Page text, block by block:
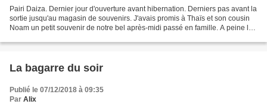
Pairi Daiza. Dernier jour d'ouverture avant hibernation. Derniers pas avant la
sortie jusqu'au magasin de souvenirs. J'avais promis à Thaïs et son cousin
Noam un petit souvenir de notre bel après-midi passé en famille. A peine le
La bagarre du soir
Publié le 07/12/2018 à 09:35
Par Alix